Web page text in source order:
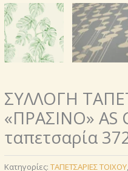
ΣΥΛΛΟΓΗ
«ΠΡΑΣΙΝΟ» AS
ταπετσαρία
Κατηγορίες: ΤΑΠΕΤΣΑΡΙΕΣ ΤΟΙΧΟΥ,